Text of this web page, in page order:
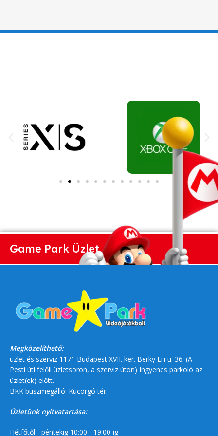
Game Park Üzlet
Megközelíthető:
üzlet és szerviz 1171 Budapest XVII. ker. Berky Lili u. 36. (A
Pesti úti felőli üzletsoron, a szerviz úton) Ingyenes parkoló az
üzlet(ek) előtt.
BKK buszmegálló: Kucorgó tér.
Üzletünk nyitvatartása:
Hétfőtől - péntekig 10:00 - 19:00-ig